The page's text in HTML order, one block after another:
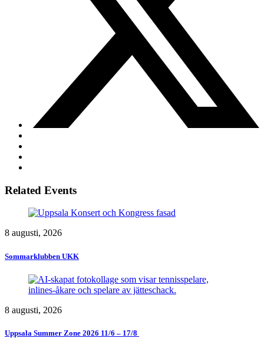
Related Events
8 augusti, 2026
Sommarklubben UKK
8 augusti, 2026
Uppsala Summer Zone 2026 11/6 – 17/8 ​